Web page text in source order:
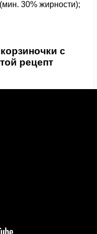
30% жирности);
с
рецепт